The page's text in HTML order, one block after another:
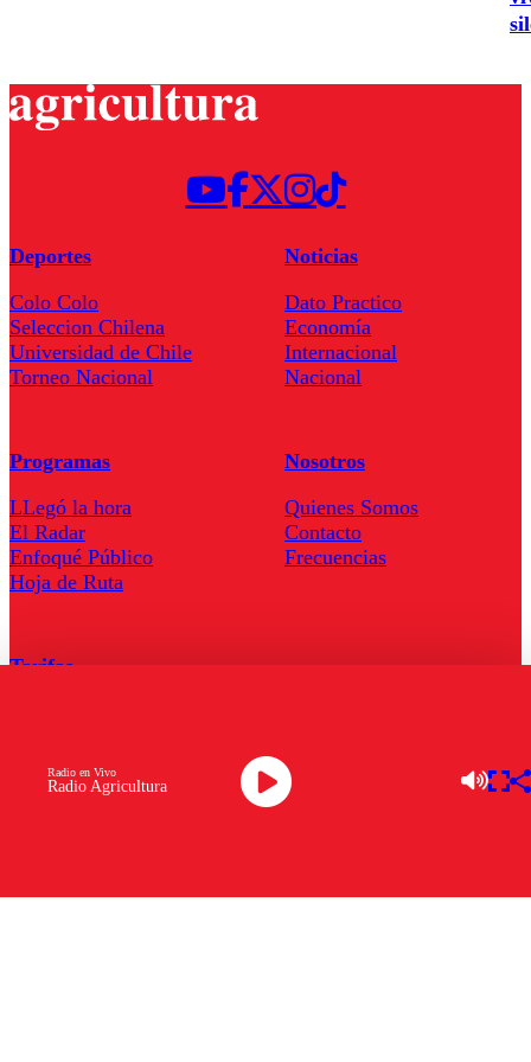
Radio Agricultura
Radio en Vivo
Deportes
Colo Colo
Seleccion Chilena
Universidad de Chile
Torneo Nacional
Noticias
Dato Practico
Economía
Internacional
Nacional
Programas
LLegó la hora
El Radar
Enfoqué Público
Hoja de Ruta
Nosotros
Quienes Somos
Contacto
Frecuencias
Tarifas
Descarga la APP